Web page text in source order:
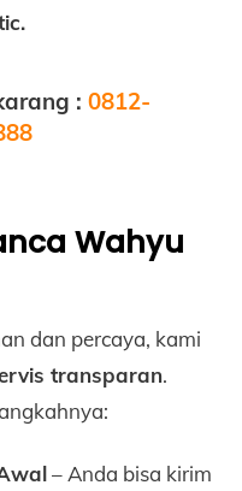
: 0812-
Wahyu
dan percaya, kami
transparan.
– Anda bisa kirim